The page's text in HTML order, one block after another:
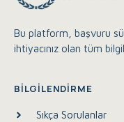
Bu platform, başvuru
ihtiyacınız olan tüm
BILGILENDIRME
Sıkça Sorulanlar
Çevrimiçi